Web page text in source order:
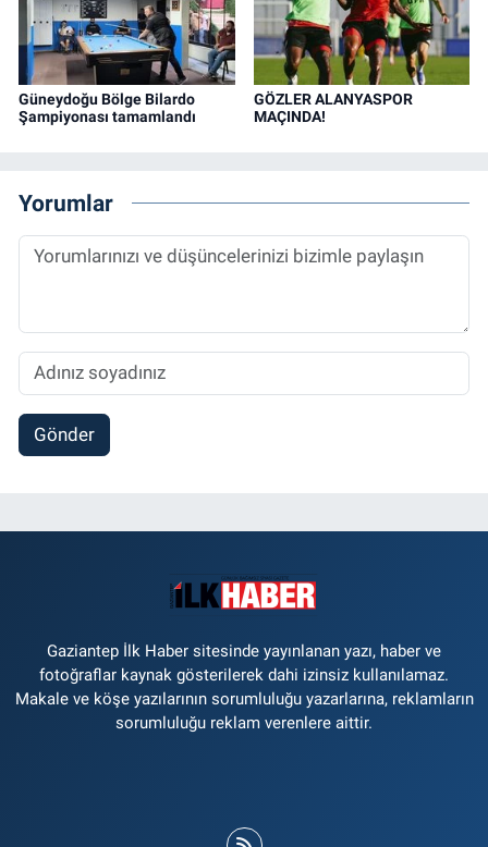
Güneydoğu Bölge Bilardo
Şampiyonası tamamlandı
GÖZLER ALANYASPOR
MAÇINDA!
Yorumlar
Gönder
Gaziantep İlk Haber sitesinde yayınlanan yazı, haber ve
fotoğraflar kaynak gösterilerek dahi izinsiz kullanılamaz.
Makale ve köşe yazılarının sorumluluğu yazarlarına, reklamların
sorumluluğu reklam verenlere aittir.